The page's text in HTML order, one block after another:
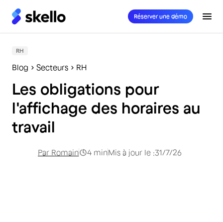
Réserver une démo
RH
Blog Secteurs RH
Les obligations pour
l'affichage des horaires au
travail
Par Romain 4 minMis à jour le :31/7/26